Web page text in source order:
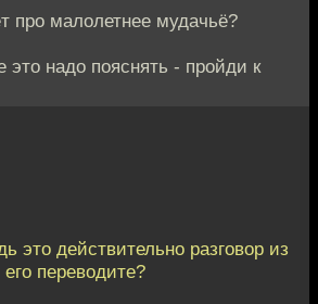
про малолетнее мудачьё?
это надо пояснять - пройди к
это действительно разговор из
переводите?